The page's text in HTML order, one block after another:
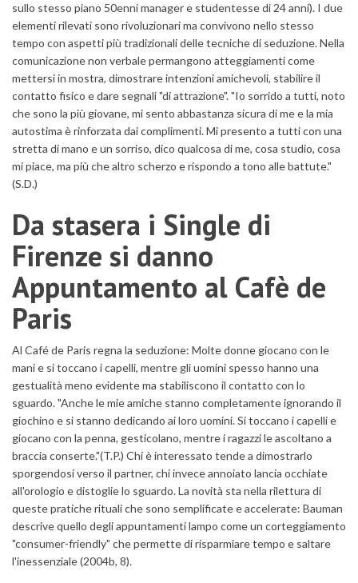
sullo stesso piano 50enni manager e studentesse di 24 anni). I due
elementi rilevati sono rivoluzionari ma convivono nello stesso
tempo con aspetti più tradizionali delle tecniche di seduzione. Nella
comunicazione non verbale permangono atteggiamenti come
mettersi in mostra, dimostrare intenzioni amichevoli, stabilire il
contatto fisico e dare segnali "di attrazione". "Io sorrido a tutti, noto
che sono la più giovane, mi sento abbastanza sicura di me e la mia
autostima è rinforzata dai complimenti. Mi presento a tutti con una
stretta di mano e un sorriso, dico qualcosa di me, cosa studio, cosa
mi piace, ma più che altro scherzo e rispondo a tono alle battute."
(S.D.)
Da stasera i Single di
Firenze si danno
Appuntamento al Cafè de
Paris
Al Café de Paris regna la seduzione: Molte donne giocano con le
mani e si toccano i capelli, mentre gli uomini spesso hanno una
gestualità meno evidente ma stabiliscono il contatto con lo
sguardo. "Anche le mie amiche stanno completamente ignorando il
giochino e si stanno dedicando ai loro uomini. Si toccano i capelli e
giocano con la penna, gesticolano, mentre i ragazzi le ascoltano a
braccia conserte."(T.P.) Chi è interessato tende a dimostrarlo
sporgendosi verso il partner, chi invece annoiato lancia occhiate
all'orologio e distoglie lo sguardo. La novità sta nella rilettura di
queste pratiche rituali che sono semplificate e accelerate: Bauman
descrive quello degli appuntamenti lampo come un corteggiamento
"consumer-friendly" che permette di risparmiare tempo e saltare
l'inessenziale (2004b, 8).